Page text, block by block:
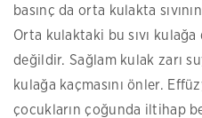
basınç da orta kulakta
Orta kulaktaki bu sıvı kulağa
değildir. Sağlam kulak zarı
kulağa kaçmasını önler.
çocukların çoğunda iltihap